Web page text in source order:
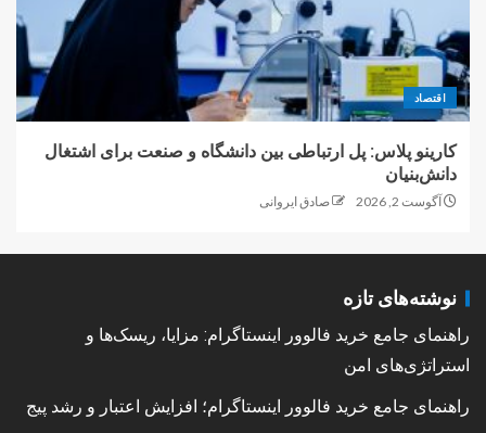
اقتصاد
کارینو پلاس: پل ارتباطی بین دانشگاه و صنعت برای اشتغال
دانش‌بنیان
آگوست 2, 2026 صادق ایروانی
نوشته‌های تازه
راهنمای جامع خرید فالوور اینستاگرام: مزایا، ریسک‌ها و
استراتژی‌های امن
راهنمای جامع خرید فالوور اینستاگرام؛ افزایش اعتبار و رشد پیج